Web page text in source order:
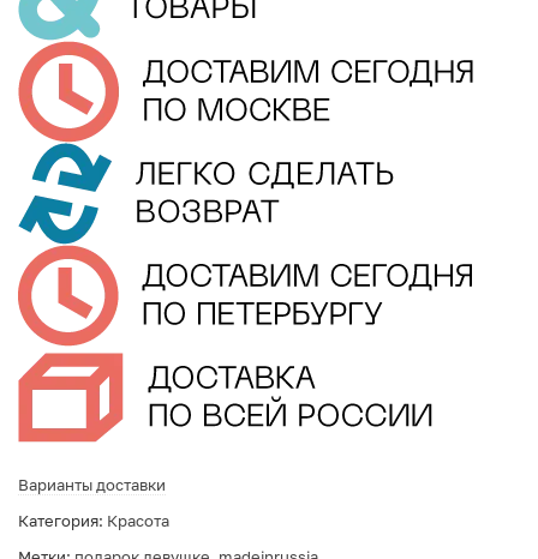
Варианты доставки
Категория: Красота